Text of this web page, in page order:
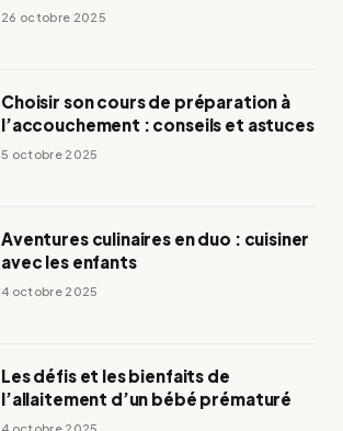
26 octobre 2025
Choisir son cours de préparation à
l’accouchement : conseils et astuces
5 octobre 2025
Aventures culinaires en duo : cuisiner
avec les enfants
4 octobre 2025
Les défis et les bienfaits de
l’allaitement d’un bébé prématuré